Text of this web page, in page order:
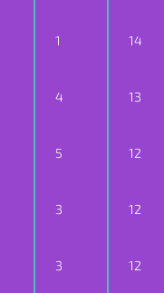
1 14
4 13
5 12
3 12
3 12